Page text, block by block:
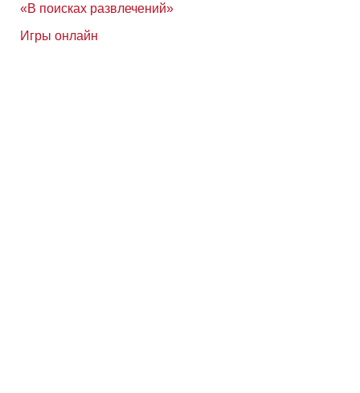
«В поисках развлечений»
Игры онлайн